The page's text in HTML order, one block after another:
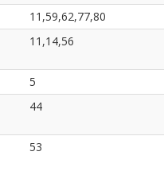
11,59,62,77,80
11,14,56
5
44
53